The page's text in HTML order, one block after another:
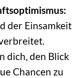
der Einsamkeit
dich, den Blick
Chancen zu